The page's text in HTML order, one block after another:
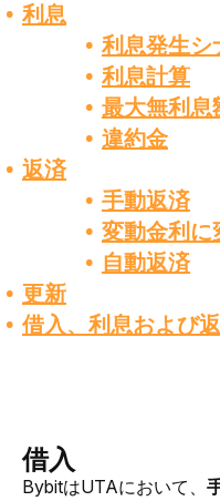
利息
利息発生シ
利息計算
最大無利息
違約金
返済
手動返済
変動金利に
自動返済
更新
借入、利息および
借入
BybitはUTAにおいて、